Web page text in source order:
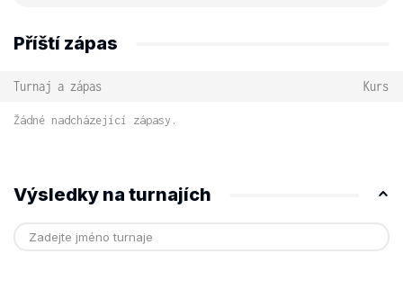
Příští zápas
Turnaj a zápas Kurs
Žádné nadcházející zápasy.
Výsledky na turnajích